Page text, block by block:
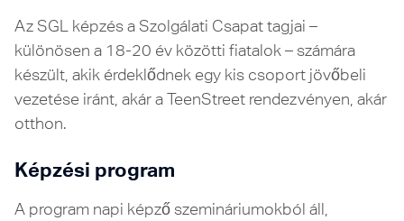
Az SGL képzés a Szolgálati Csapat tagjai –
különösen a 18-20 év közötti fiatalok – számára
készült, akik érdeklődnek egy kis csoport jövőbeli
vezetése iránt, akár a TeenStreet rendezvényen, akár
otthon.
Képzési program
A program napi képző szemináriumokból áll,